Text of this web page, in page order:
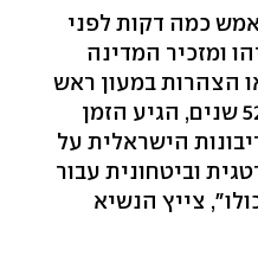
כמה דקות לפני
ומזכיר המדינה
הצהרות במעון ראש
הממשלה בירושלים. "אחרי 52 שנים, הגיע הזמן
הישראלית על
וביטחונית עבור
צייץ הנשיא